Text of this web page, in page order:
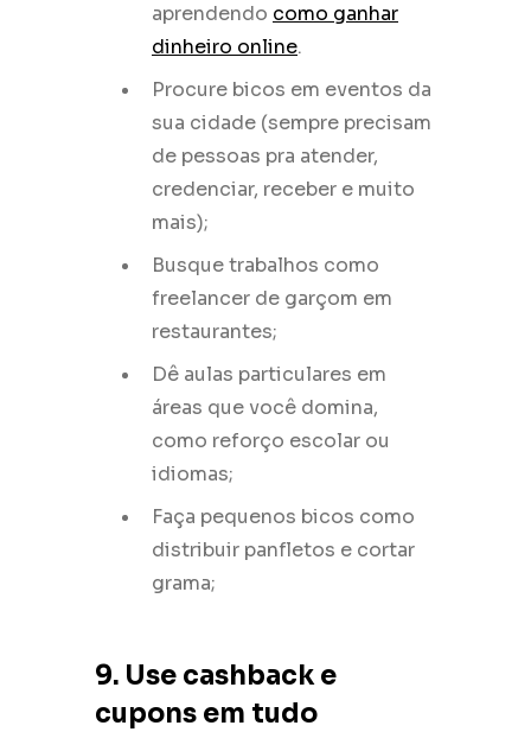
aprendendo como ganhar
dinheiro online.
Procure bicos em eventos da
sua cidade (sempre precisam
de pessoas pra atender,
credenciar, receber e muito
mais);
Busque trabalhos como
freelancer de garçom em
restaurantes;
Dê aulas particulares em
áreas que você domina,
como reforço escolar ou
idiomas;
Faça pequenos bicos como
distribuir panfletos e cortar
grama;
9. Use cashback e
cupons em tudo